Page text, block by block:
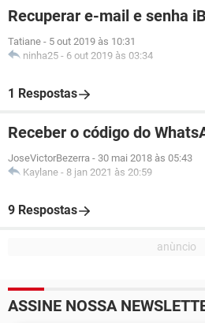
Recuperar e-mail e senha
Tatiane - 5 out 2019 às 10:31
ninha25 - 6 out 2019 às 03:34
1 Respostas
Receber o código do
JoseVictorBezerra - 30 mai 2018 às 05:43
Kaylane - 8 jan 2021 às 20:59
9 Respostas
ASSINE NOSSA